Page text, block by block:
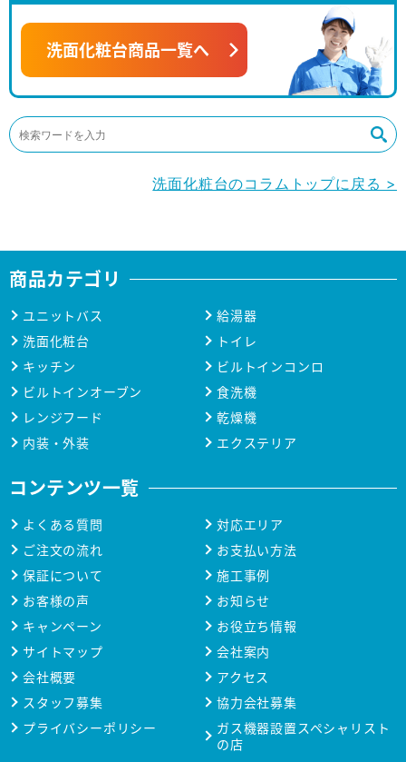
洗面化粧台商品一覧へ
洗面化粧台のコラムトップに戻る >
商品カテゴリ
ユニットバス
給湯器
洗面化粧台
トイレ
キッチン
ビルトインコンロ
ビルトインオーブン
食洗機
レンジフード
乾燥機
内装・外装
エクステリア
コンテンツ一覧
よくある質問
対応エリア
ご注文の流れ
お支払い方法
保証について
施工事例
お客様の声
お知らせ
キャンペーン
お役立ち情報
サイトマップ
会社案内
会社概要
アクセス
スタッフ募集
協力会社募集
プライバシーポリシー
ガス機器設置スペシャリスト
の店